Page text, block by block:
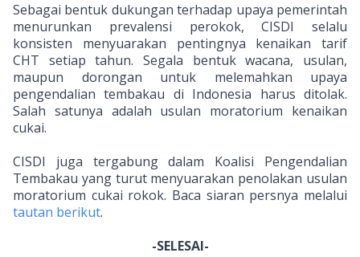
Sebagai bentuk dukungan terhadap upaya pemerintah
menurunkan prevalensi perokok, CISDI selalu
konsisten menyuarakan pentingnya kenaikan tarif
CHT setiap tahun. Segala bentuk wacana, usulan,
maupun dorongan untuk melemahkan upaya
pengendalian tembakau di Indonesia harus ditolak.
Salah satunya adalah usulan moratorium kenaikan
cukai.
CISDI juga tergabung dalam Koalisi Pengendalian
Tembakau yang turut menyuarakan penolakan usulan
moratorium cukai rokok. Baca siaran persnya melalui
tautan berikut.
-SELESAI-